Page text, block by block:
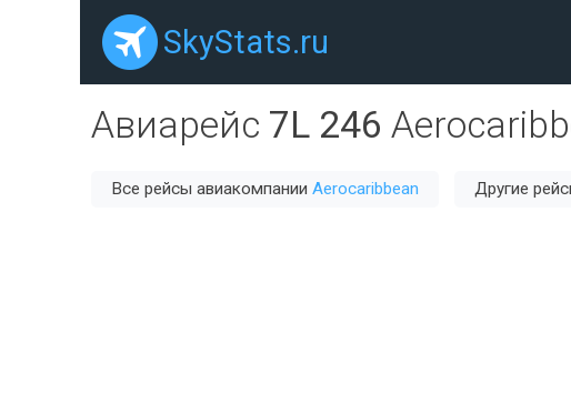
SkyStats.ru
Авиарейс 7L 246
Все рейсы авиакомпании Aerocaribbean Другие